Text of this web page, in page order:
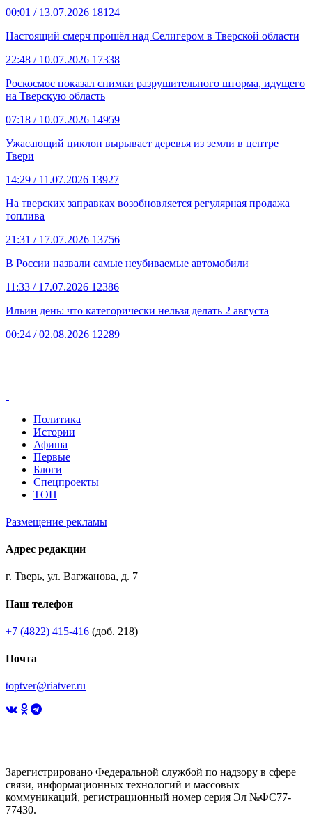
00:01 / 13.07.2026 18124
Настоящий смерч прошёл над Селигером в Тверской области
22:48 / 10.07.2026 17338
Роскосмос показал снимки разрушительного шторма, идущего
на Тверскую область
07:18 / 10.07.2026 14959
Ужасающий циклон вырывает деревья из земли в центре
Твери
14:29 / 11.07.2026 13927
На тверских заправках возобновляется регулярная продажа
топлива
21:31 / 17.07.2026 13756
В России назвали самые неубиваемые автомобили
11:33 / 17.07.2026 12386
Ильин день: что категорически нельзя делать 2 августа
00:24 / 02.08.2026 12289
Политика
Истории
Афиша
Первые
Блоги
Спецпроекты
ТОП
Размещение рекламы
Адрес редакции
г. Тверь, ул. Вагжанова, д. 7
Наш телефон
+7 (4822) 415-416 (доб. 218)
Почта
toptver@riatver.ru
Зарегистрировано Федеральной службой по надзору в сфере
связи, информационных технологий и массовых
коммуникаций, регистрационный номер серия Эл №ФС77-
77430.